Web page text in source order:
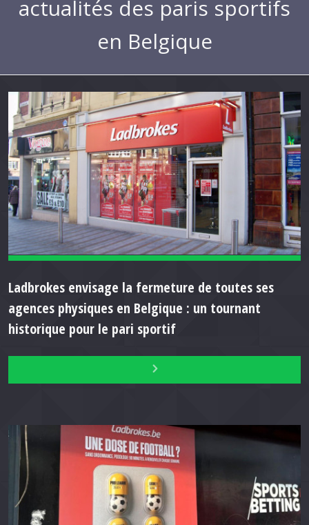
actualités des paris sportifs
en Belgique
Ladbrokes envisage la fermeture de toutes ses
agences physiques en Belgique : un tournant
historique pour le pari sportif